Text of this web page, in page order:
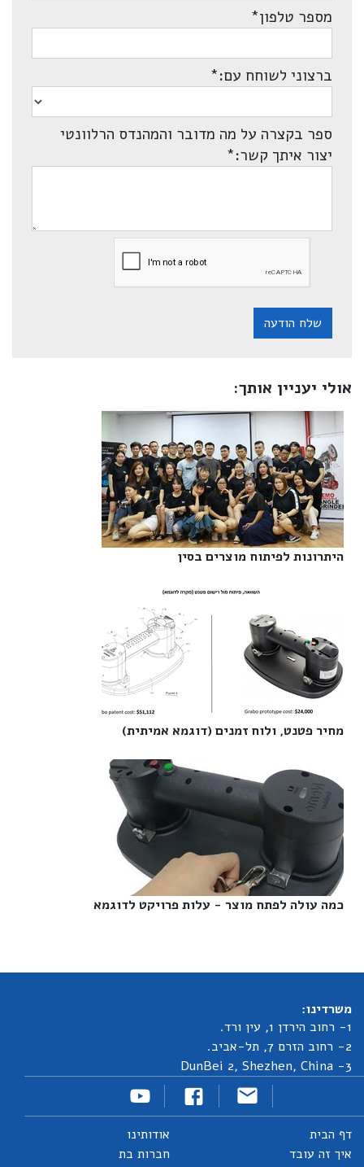
מספר טלפון*
ברצוני לשוחח עם:*
ספר בקצרה על מה מדובר והמהנדס הרלוונטי
יצור איתך קשר:*
שלח הודעה
אולי יעניין אותך:
היתרונות לפיתוח מוצרים בסין‎
מחיר פטנט, ולוח זמנים (דוגמא אמיתית)‎
כמה עולה לפתח מוצר - עלות פרויקט לדוגמא‎
משרדינו:
1- רחוב הירדן 1, עין ורד.
2- רחוב הזרם 7, תל-אביב.
3- DunBei 2, Shezhen, China
דף הבית
איך זה עובד
אודותינו
חברות בת